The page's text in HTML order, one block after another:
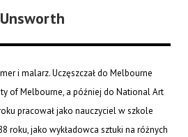
i malarz. Uczęszczał do Melbourne
of Melbourne, a później do National Art
pracował jako nauczyciel w szkole
roku, jako wykładowca sztuki na różnych